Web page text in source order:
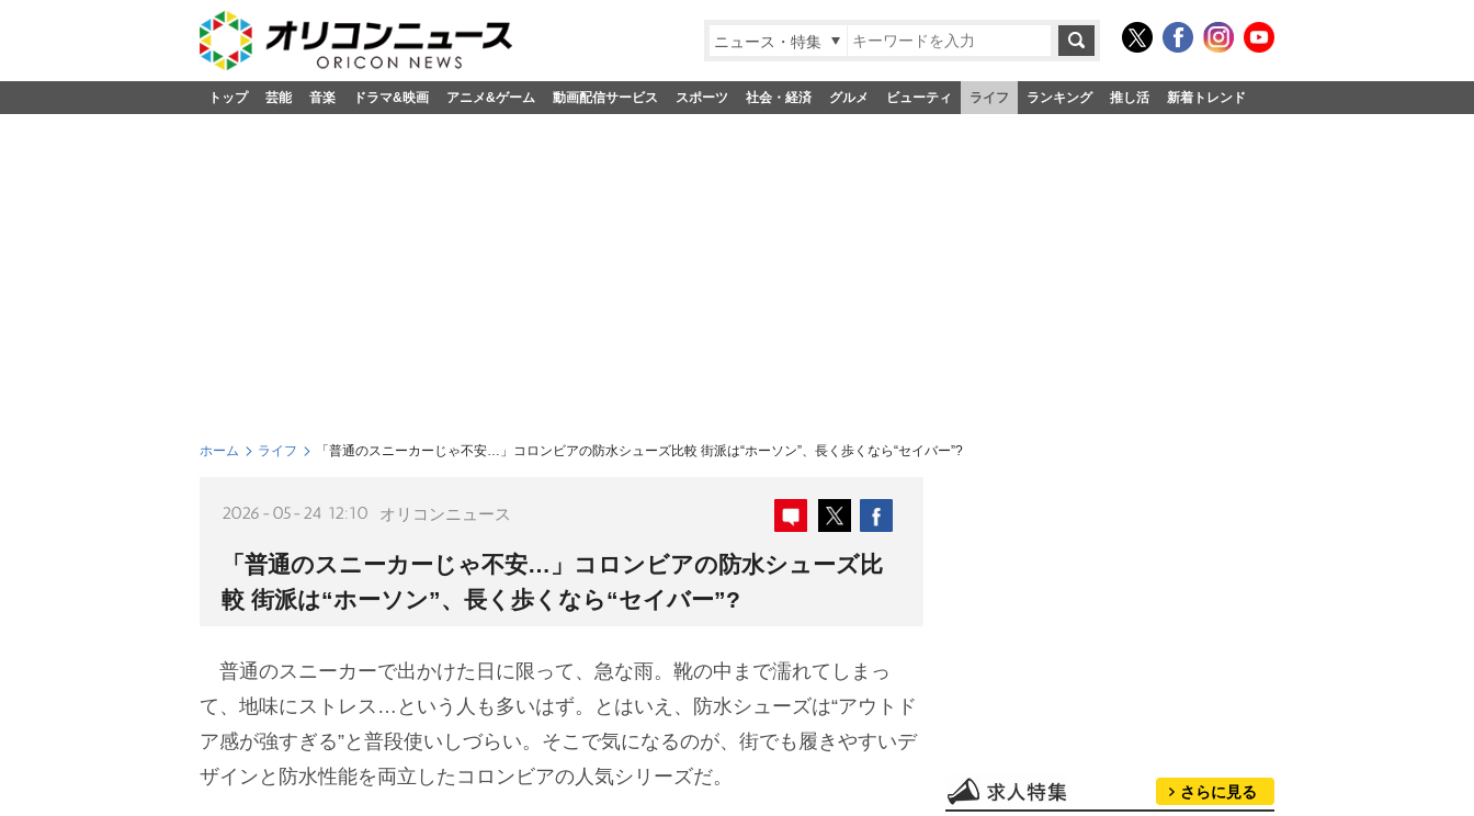
ニュース・特集
トップ 芸能 音楽 ドラマ&映画 アニメ&ゲーム 動画配信サービス スポーツ 社会・経済 グルメ ビューティ ライフ ランキング 推し活 新着トレンド
ホーム ライフ 「普通のスニーカーじゃ不安…」コロンビアの防水シューズ比較 街派は“ホーソン”、長く歩くなら“セイバー”?
2026-05-24 12:10 オリコンニュース
「普通のスニーカーじゃ不安…」コロンビアの防水シューズ比
較 街派は“ホーソン”、長く歩くなら“セイバー”?
普通のスニーカーで出かけた日に限って、急な雨。靴の中まで濡れてしまっ
て、地味にストレス…という人も多いはず。とはいえ、防水シューズは“アウトド
ア感が強すぎる”と普段使いしづらい。そこで気になるのが、街でも履きやすいデ
ザインと防水性能を両立したコロンビアの人気シリーズだ。
さらに見る